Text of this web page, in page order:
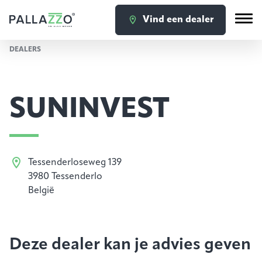
Vind een dealer
DEALERS
SUNINVEST
Tessenderloseweg 139
3980 Tessenderlo
België
Deze dealer kan je advies geven